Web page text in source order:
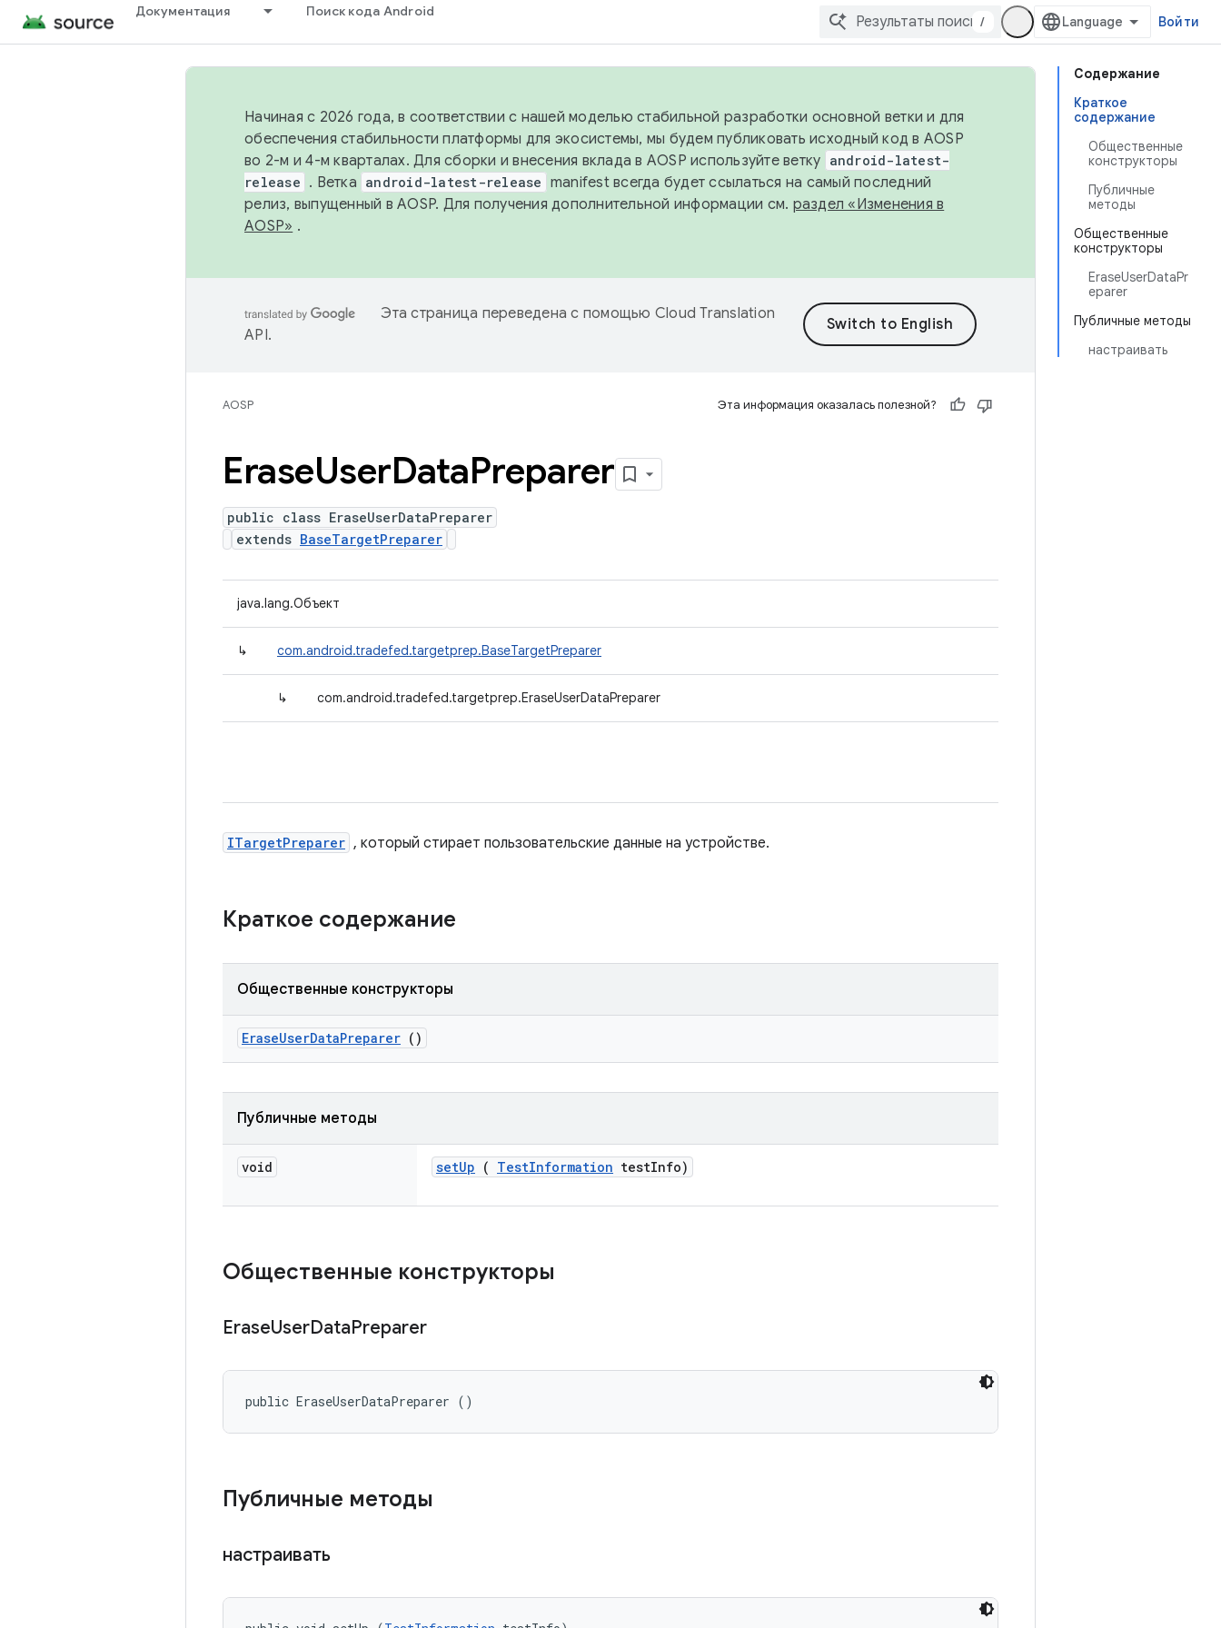
Документация Поиск кода Android
/ Войти
Содержание
Краткое
содержание
Общественные
конструкторы
Публичные
методы
Общественные
конструкторы
EraseUserDataPr
eparer
Публичные методы
настраивать
Начиная с 2026 года, в соответствии с нашей моделью стабильной разработки основной ветки и для
обеспечения стабильности платформы для экосистемы, мы будем публиковать исходный код в AOSP
во 2-м и 4-м кварталах. Для сборки и внесения вклада в AOSP используйте ветку android-latest-
release . Ветка android-latest-release manifest всегда будет ссылаться на самый последний
релиз, выпущенный в AOSP. Для получения дополнительной информации см. раздел «Изменения в
AOSP» .
Эта страница переведена с помощью Cloud Translation
API.
AOSP Эта информация оказалась полезной?
EraseUserDataPreparer
public class EraseUserDataPreparer
extends BaseTargetPreparer
java.lang.Объект
↳ com.android.tradefed.targetprep.BaseTargetPreparer
↳ com.android.tradefed.targetprep.EraseUserDataPreparer
ITargetPreparer , который стирает пользовательские данные на устройстве.
Краткое содержание
Общественные конструкторы
EraseUserDataPreparer ()
Публичные методы
void setUp ( TestInformation testInfo)
Общественные конструкторы
EraseUserDataPreparer
public EraseUserDataPreparer ()
Публичные методы
настраивать